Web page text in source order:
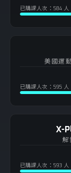
已購課人次：584 人
美國運
已購課人次：595 人
X-
解
已購課人次：593 人